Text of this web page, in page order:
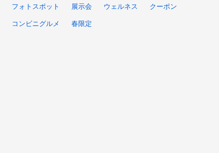
フォトスポット 展示会 ウェルネス クーポン
コンビニグルメ 春限定